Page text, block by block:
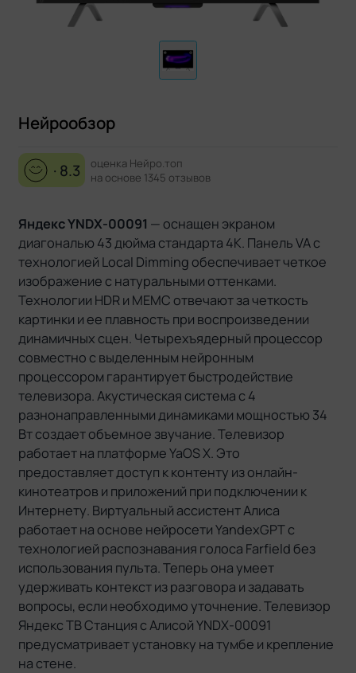
Нейрообзор
· 8.3
оценка Нейро.топ
на основе 1345 отзывов
Яндекс YNDX-00091 — оснащен экраном
диагональю 43 дюйма стандарта 4K. Панель VA с
технологией Local Dimming обеспечивает четкое
изображение с натуральными оттенками.
Технологии HDR и МЕМС отвечают за четкость
картинки и ее плавность при воспроизведении
динамичных сцен. Четырехъядерный процессор
совместно с выделенным нейронным
процессором гарантирует быстродействие
телевизора. Акустическая система с 4
разнонаправленными динамиками мощностью 34
Вт создает объемное звучание. Телевизор
работает на платформе YaOS X. Это
предоставляет доступ к контенту из онлайн-
кинотеатров и приложений при подключении к
Интернету. Виртуальный ассистент Алиса
работает на основе нейросети YandexGPT с
технологией распознавания голоса Farfield без
использования пульта. Теперь она умеет
удерживать контекст из разговора и задавать
вопросы, если необходимо уточнение. Телевизор
Яндекс ТВ Станция с Алисой YNDX-00091
предусматривает установку на тумбе и крепление
на стене.